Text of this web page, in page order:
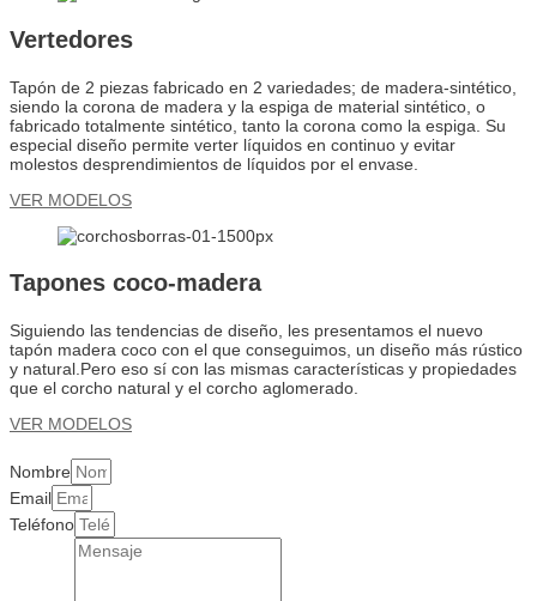
Vertedores
Tapón de 2 piezas fabricado en 2 variedades; de madera-sintético,
siendo la corona de madera y la espiga de material sintético, o
fabricado totalmente sintético, tanto la corona como la espiga. Su
especial diseño permite verter líquidos en continuo y evitar
molestos desprendimientos de líquidos por el envase.
VER MODELOS
Tapones coco-madera
Siguiendo las tendencias de diseño, les presentamos el nuevo
tapón madera coco con el que conseguimos, un diseño más rústico
y natural.Pero eso sí con las mismas características y propiedades
que el corcho natural y el corcho aglomerado.
VER MODELOS
Nombre
Email
Teléfono